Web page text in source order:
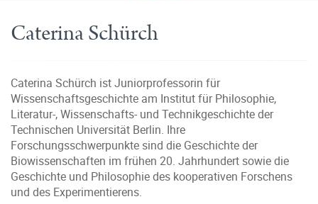
Caterina Schürch
Caterina Schürch ist Juniorprofessorin für
Wissenschaftsgeschichte am Institut für Philosophie,
Literatur-, Wissenschafts- und Technikgeschichte der
Technischen Universität Berlin. Ihre
Forschungsschwerpunkte sind die Geschichte der
Biowissenschaften im frühen 20. Jahrhundert sowie die
Geschichte und Philosophie des kooperativen Forschens
und des Experimentierens.